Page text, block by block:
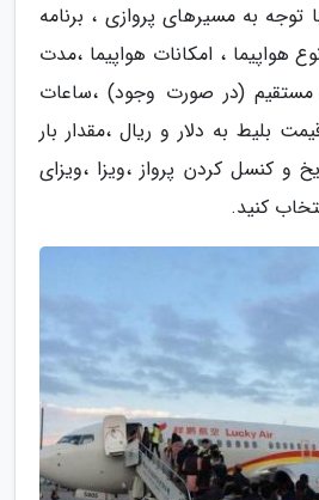
توجه به مسیرهای پروازی ، برنامه
هواپیما ، امکانات هواپیما ،مدت
مستقیم (در صورت وجود) ،ساعات
بلیط به دلار و ریال ،مقدار بار
و کنسل کردن پرواز ،ویزا ،ویزای
کنید.